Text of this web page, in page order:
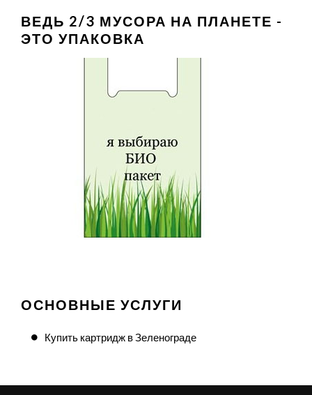
ВЕДЬ 2/3 МУСОРА НА ПЛАНЕТЕ -
ЭТО УПАКОВКА
ОСНОВНЫЕ УСЛУГИ
Купить картридж в Зеленограде